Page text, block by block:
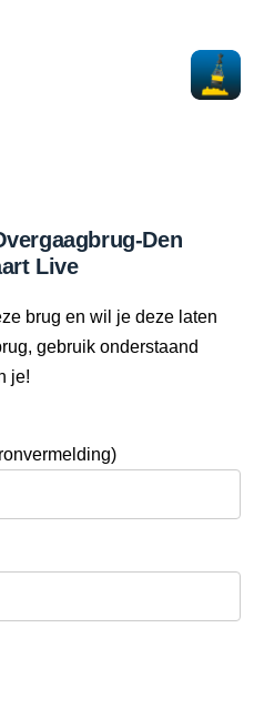
Den
Live
brug en wil je deze laten
gebruik onderstaand
je!